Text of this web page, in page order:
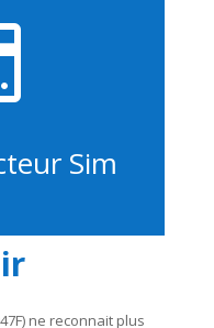
Sim
ne reconnait plus